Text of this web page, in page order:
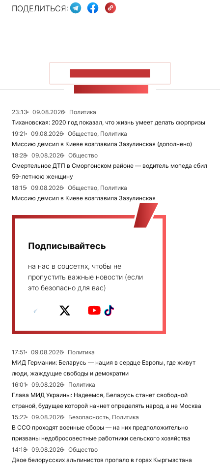
ПОДЕЛИТЬСЯ:
23:13 09.08.2026
Политика
Тихановская: 2020 год показал, что жизнь умеет делать сюрпризы
19:21
09.08.2026
Общество, Политика
Миссию демсил в Киеве возглавила Зазулинская (дополнено)
18:28
09.08.2026
Общество
Смертельное ДТП в Сморгонском районе — водитель мопеда сбил
59-летнюю женщину
18:15
09.08.2026
Общество, Политика
Миссию демсил в Киеве возглавила Зазулинская
Подписывайтесь
на нас в соцсетях, чтобы не
пропустить важные новости (если
это безопасно для вас)
17:51 09.08.2026
Политика
МИД Германии: Беларусь — нация в сердце Европы, где живут
люди, жаждущие свободы и демократии
16:01
09.08.2026
Политика
Глава МИД Украины: Надеемся, Беларусь станет свободной
страной, будущее которой начнет определять народ, а не Москва
15:22
09.08.2026
Безопасность, Политика
В ССО проходят военные сборы — на них предположительно
призваны недобросовестные работники сельского хозяйства
14:18
09.08.2026
Общество
Двое белорусских альпинистов пропало в горах Кыргызстана